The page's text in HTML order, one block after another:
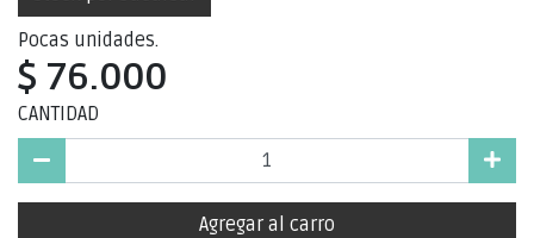
Pocas unidades.
$ 76.000
CANTIDAD
Agregar al carro